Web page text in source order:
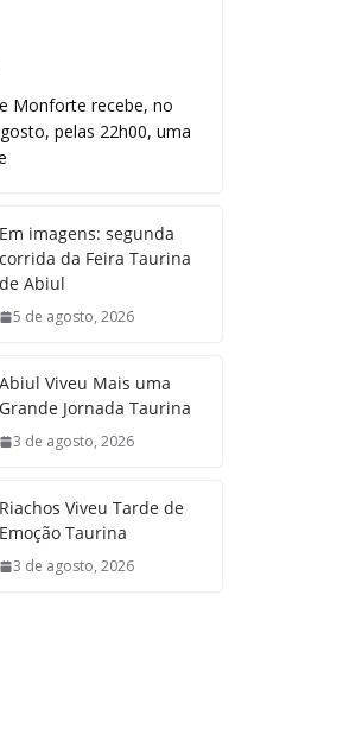
Monforte recebe, no
pelas 22h00, uma
Em imagens: segunda
corrida da Feira Taurina
de Abiul
5 de agosto, 2026
Abiul Viveu Mais uma
Grande Jornada Taurina
3 de agosto, 2026
Riachos Viveu Tarde de
Emoção Taurina
3 de agosto, 2026